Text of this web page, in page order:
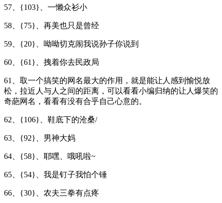
57、{103}、一懒众衫小
58、{75}、再美也只是曾经
59、{20}、呦呦切克闹我说孙子你说到
60、{61}、拽着你去民政局
61、取一个搞笑的网名最大的作用，就是能让人感到愉悦放
松，拉近人与人之间的距离，可以看看小编归纳的让人爆笑的
奇葩网名，看看有没有合乎自己心意的。
62、{106}、鞋底下的沧桑/
63、{92}、男神大妈
64、{58}、耶嘿、哦吼啦~
65、{54}、我是钉子我怕个锤
66、{30}、农夫三拳有点疼